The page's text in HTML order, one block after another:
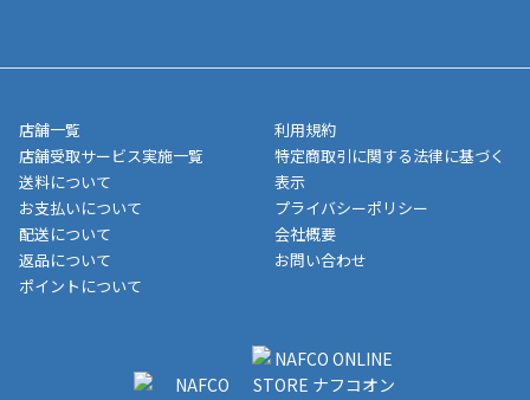
■商品によっては一部決済方法が使用できない場合がございま
す。
業日にてお引渡しとなります。(離島などの場合、例外もあります)
メーカー直送品など一部商品については、その他商品との購入に
制限がかかる場合がございます。また発送日についても、通常と
異なる場合がございます。対象商品の説明ページをご確認くださ
い。
■店舗受取をご選択いただいた場合
ご注文が確認出来次第、お受取される店舗在庫を使用してご準備
をさせていただきます。店舗に在庫がない場合は店舗よりお取り
いただく場合がございます。店舗準備でのお渡しとなる為、商品
のみの受け渡しとなります。（箱や納品書は付属しておりませ
店舗一覧
店舗受取サービス実施一覧
送料について
お支払いについて
配送について
返品について
ポイントについて
利用規約
特定商取引に関する法律に基づく
表示
プライバシーポリシー
会社概要
お問い合わせ